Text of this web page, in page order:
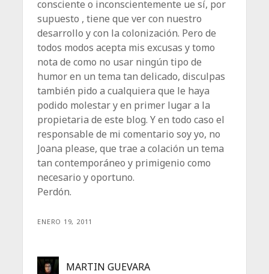
consciente o inconscientemente ue sí, por
supuesto , tiene que ver con nuestro
desarrollo y con la colonización. Pero de
todos modos acepta mis excusas y tomo
nota de como no usar ningún tipo de
humor en un tema tan delicado, disculpas
también pido a cualquiera que le haya
podido molestar y en primer lugar a la
propietaria de este blog. Y en todo caso el
responsable de mi comentario soy yo, no
Joana please, que trae a colación un tema
tan contemporáneo y primigenio como
necesario y oportuno.
Perdón.
ENERO 19, 2011
MARTIN GUEVARA